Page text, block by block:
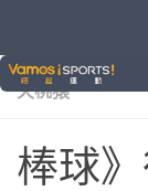
VAMOS自製節目
天桃猿
棒球